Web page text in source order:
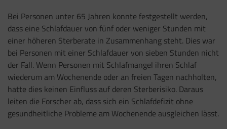
Bei Personen unter 65 Jahren konnte festgestellt werden,
dass eine Schlafdauer von fünf oder weniger Stunden mit
einer höheren Sterberate in Zusammenhang steht. Dies war
bei Personen mit einer Schlafdauer von sieben Stunden nicht
der Fall. Wenn Personen mit Schlafmangel ihren Schlaf
wiederum am Wochenende oder an freien Tagen nachholten,
hatte dies keinen Einfluss auf deren Sterberisiko. Daraus
leiten die Forscher ab, dass sich ein Schlafdefizit ohne
gesundheitliche Probleme am Wochenende ausgleichen lässt.